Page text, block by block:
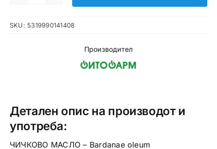
количина
SKU: 5319990141408
Производител
Детален опис на производот и
употреба:
ЧИЧКОВО МАСЛО – Bardanae оleum